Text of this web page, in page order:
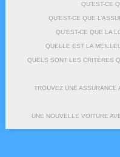
QU’EST-CE
QU’EST-CE QUE
QU’EST-CE QUE LA
QUELLE EST LA
QUELS SONT LES CRITÈRES
TROUVEZ UNE ASSURANCE
UNE NOUVELLE VOITURE